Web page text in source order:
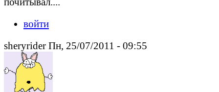
войти
sheryrider Пн, 25/07/2011 - 09:55